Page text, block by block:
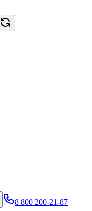
8 800 200-21-87